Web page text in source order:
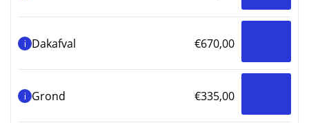
i Dakafval €670,00
i Grond €335,00